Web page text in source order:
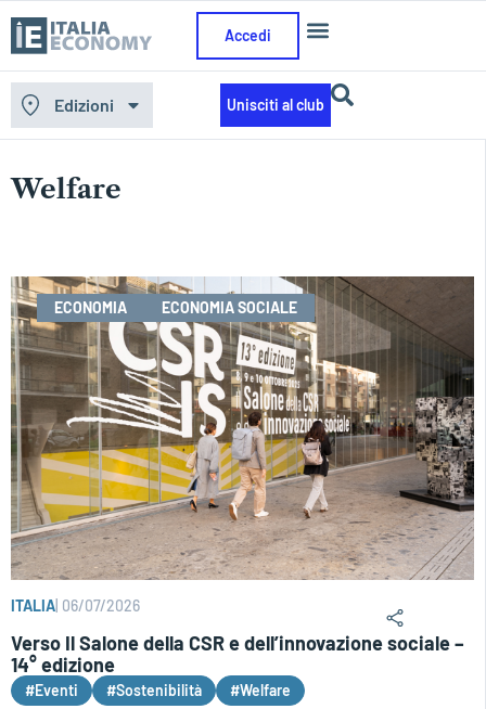
Accedi
Edizioni
Unisciti al club
Home»Welfare
Welfare
ECONOMIA ECONOMIA SOCIALE
ITALIA 06/07/2026
Verso Il Salone della CSR e dell’innovazione sociale –
14° edizione
#Eventi #Sostenibilità #Welfare